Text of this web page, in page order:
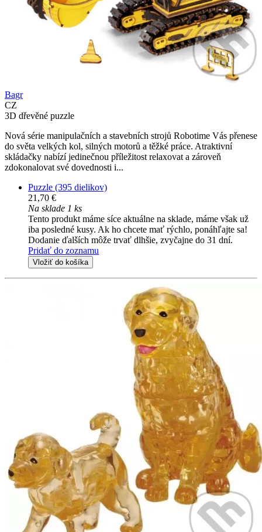
Bagr
CZ
3D dřevěné puzzle
Nová série manipulačních a stavebních strojů Robotime Vás přenese
do světa velkých kol, silných motorů a těžké práce. Atraktivní
skládačky nabízí jedinečnou příležitost relaxovat a zároveň
zdokonalovat své dovednosti i...
Puzzle (395 dielikov)
21,70 €
Na sklade 1 ks
Tento produkt máme síce aktuálne na sklade, máme však už
iba posledné kusy. Ak ho chcete mať rýchlo, ponáhľajte sa!
Dodanie ďalších môže trvať dlhšie, zvyčajne do 31 dní.
Pridať do zoznamu
Vložiť do košíka